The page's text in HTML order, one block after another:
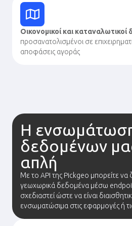
Οικονομικοί και καταναλωτικοί
προσανατολισμένοι σε
αποφάσεις αγοράς
Η
δεδομένων
απλή
Με το API της Pickgeo μπορείτε να
γεωχωρικά δεδομένα μέσω
σχεδιαστεί ώστε να είναι
ενσωματώσιμα στις εφαρμογές ή